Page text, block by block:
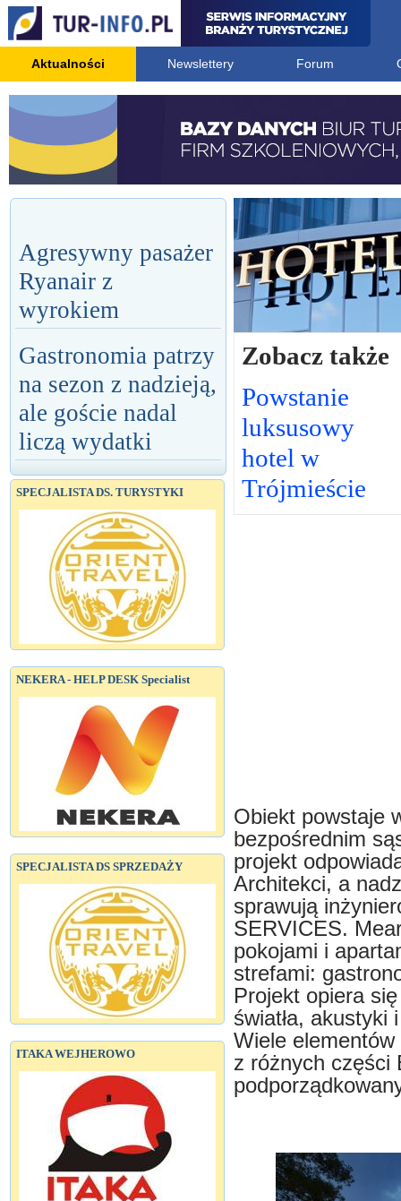
Aktualności Newslettery Forum
Agresywny pasażer
Ryanair z
wyrokiem
Gastronomia patrzy
na sezon z nadzieją,
ale goście nadal
liczą wydatki
SPECJALISTA DS. TURYSTYKI
NEKERA - HELP DESK Specialist
SPECJALISTA DS SPRZEDAŻY
ITAKA WEJHEROWO
Zobacz także
Powstanie
luksusowy
hotel w
Trójmieście
Obiekt powstaje
bezpośrednim
projekt
Architekci, a
sprawują
SERVICES.
pokojami i
strefami:
Projekt opiera
światła, akustyki
Wiele
z różnych części